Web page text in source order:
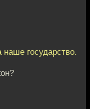
государство.